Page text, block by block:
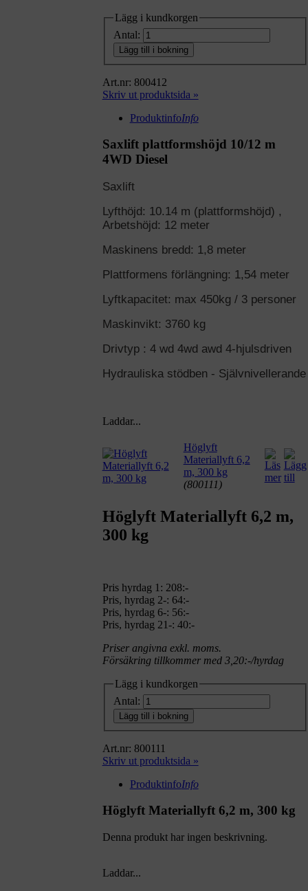
Lägg i kundkorgen
Antal:
Lägg till i bokning
Art.nr: 800412
Skriv ut produktsida »
ProduktinfoInfo
Saxlift plattformshöjd 10/12 m
4WD Diesel
Saxlift
Lyfthöjd: 10.14 m (plattformshöjd) ,
Arbetshöjd: 12 meter
Maskinens bredd: 1,8 meter
Plattformens förlängning: 1,54 meter
Lyftkapacitet: max 450kg / 3 personer
Maskinvikt: 3760 kg
Drivtyp : 4 wd 4wd awd 4-hjulsdriven
Hydrauliska stödben - Självnivellerande
Laddar...
Höglyft
Materiallyft 6,2
m, 300 kg
(800111)
Höglyft Materiallyft 6,2 m,
300 kg
Pris hyrdag 1: 208:-
Pris, hyrdag 2-: 64:-
Pris, hyrdag 6-: 56:-
Pris, hyrdag 21-: 40:-
Priser angivna exkl. moms.
Försäkring tillkommer med 3,20:-/hyrdag
Lägg i kundkorgen
Antal:
Lägg till i bokning
Art.nr: 800111
Skriv ut produktsida »
ProduktinfoInfo
Höglyft Materiallyft 6,2 m, 300 kg
Denna produkt har ingen beskrivning.
Laddar...